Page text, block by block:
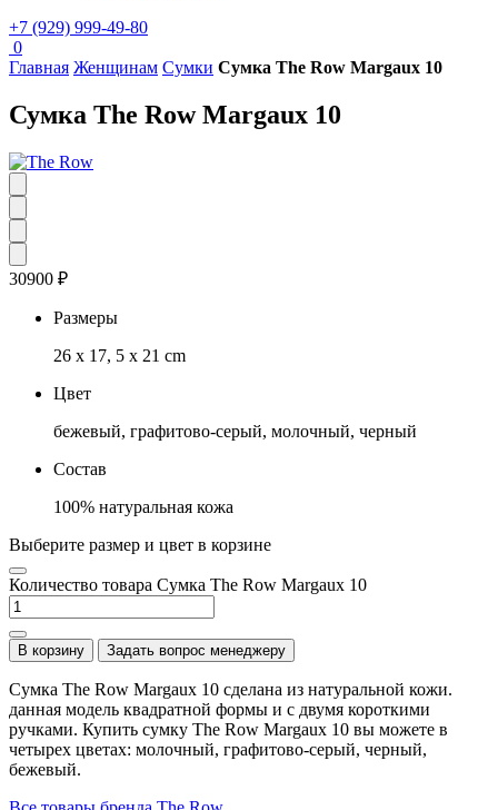
+7 (929) 999-49-80
0
Главная Женщинам Сумки Сумка The Row Margaux 10
Сумка The Row Margaux 10
30900 ₽
Размеры
26 х 17, 5 х 21 cm
Цвет
бежевый, графитово-серый, молочный, черный
Состав
100% натуральная кожа
Выберите размер и цвет в корзине
Количество товара Сумка The Row Margaux 10
В корзину Задать вопрос менеджеру
Сумка The Row Margaux 10 сделана из натуральной кожи.
данная модель квадратной формы и с двумя короткими
ручками. Купить сумку The Row Margaux 10 вы можете в
четырех цветах: молочный, графитово-серый, черный,
бежевый.